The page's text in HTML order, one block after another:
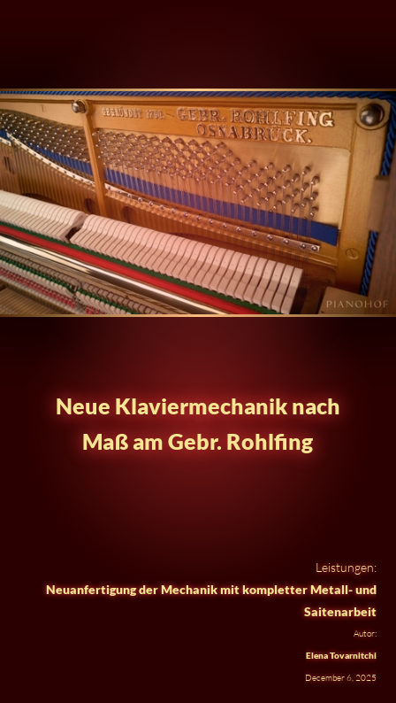
Neue Klaviermechanik nach
Maß am Gebr. Rohlfing
Leistungen:
Neuanfertigung der Mechanik mit kompletter Metall- und
Saitenarbeit
Autor:
Elena Tovarnitchi
December 6, 2025